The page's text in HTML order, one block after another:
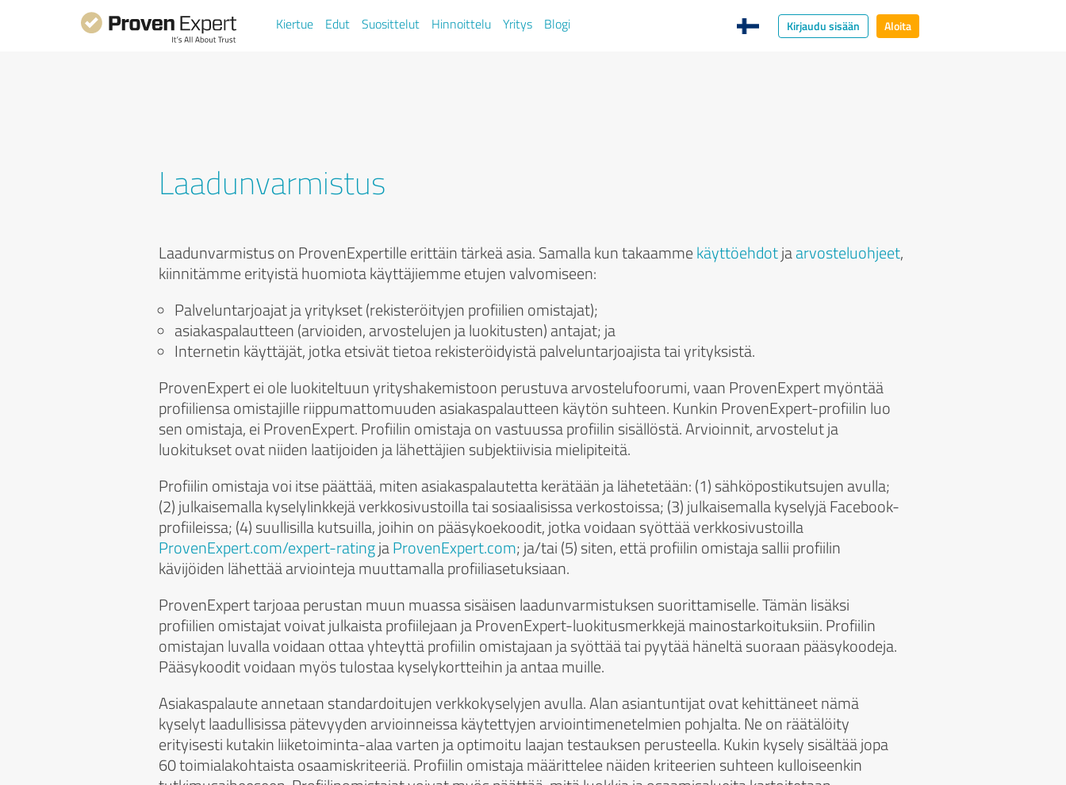
Kiertue Edut Suosittelut Hinnoittelu Yritys Blogi Kirjaudu sisään Aloita
Laadunvarmistus
Laadunvarmistus on ProvenExpertille erittäin tärkeä asia. Samalla kun takaamme käyttöehdotjaarvosteluohjeet,
kiinnitämme erityistä huomiota käyttäjiemme etujen valvomiseen:
Palveluntarjoajat ja yritykset (rekisteröityjen profiilien omistajat);
asiakaspalautteen (arvioiden, arvostelujen ja luokitusten) antajat; ja
Internetin käyttäjät, jotka etsivät tietoa rekisteröidyistä palveluntarjoajista tai yrityksistä.
ProvenExpert ei ole luokiteltuun yrityshakemistoon perustuva arvostelufoorumi, vaan ProvenExpert myöntää
profiiliensa omistajille riippumattomuuden asiakaspalautteen käytön suhteen. Kunkin ProvenExpert-profiilin luo
sen omistaja, ei ProvenExpert. Profiilin omistaja on vastuussa profiilin sisällöstä. Arvioinnit, arvostelut ja
luokitukset ovat niiden laatijoiden ja lähettäjien subjektiivisia mielipiteitä.
Profiilin omistaja voi itse päättää, miten asiakaspalautetta kerätään ja lähetetään: (1) sähköpostikutsujen avulla;
(2) julkaisemalla kyselylinkkejä verkkosivustoilla tai sosiaalisissa verkostoissa; (3) julkaisemalla kyselyjä Facebook-
profiileissa; (4) suullisilla kutsuilla, joihin on pääsykoekoodit, jotka voidaan syöttää verkkosivustoilla
ProvenExpert.com/expert-ratingjaProvenExpert.com; ja/tai (5) siten, että profiilin omistaja sallii profiilin
kävijöiden lähettää arviointeja muuttamalla profiiliasetuksiaan.
ProvenExpert tarjoaa perustan muun muassa sisäisen laadunvarmistuksen suorittamiselle. Tämän lisäksi
profiilien omistajat voivat julkaista profiilejaan ja ProvenExpert-luokitusmerkkejä mainostarkoituksiin. Profiilin
omistajan luvalla voidaan ottaa yhteyttä profiilin omistajaan ja syöttää tai pyytää häneltä suoraan pääsykoodeja.
Pääsykoodit voidaan myös tulostaa kyselykortteihin ja antaa muille.
Asiakaspalaute annetaan standardoitujen verkkokyselyjen avulla. Alan asiantuntijat ovat kehittäneet nämä
kyselyt laadullisissa pätevyyden arvioinneissa käytettyjen arviointimenetelmien pohjalta. Ne on räätälöity
erityisesti kutakin liiketoiminta-alaa varten ja optimoitu laajan testauksen perusteella. Kukin kysely sisältää jopa
60 toimialakohtaista osaamiskriteeriä. Profiilin omistaja määrittelee näiden kriteerien suhteen kulloiseenkin